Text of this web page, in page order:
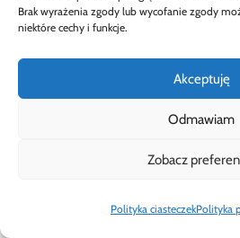
Brak wyrażenia zgody lub wycofanie zgody
niektóre cechy i funkcje.
Akceptuję
Odmawiam
Zobacz
Polityka ciasteczekPolityka
klientów. To niczym
bonus za lojalność!
zazwyczaj niższe niż te za
nowej polisy (tzw.
stanowią stabilne, regularne
zwłaszcza jeśli agent